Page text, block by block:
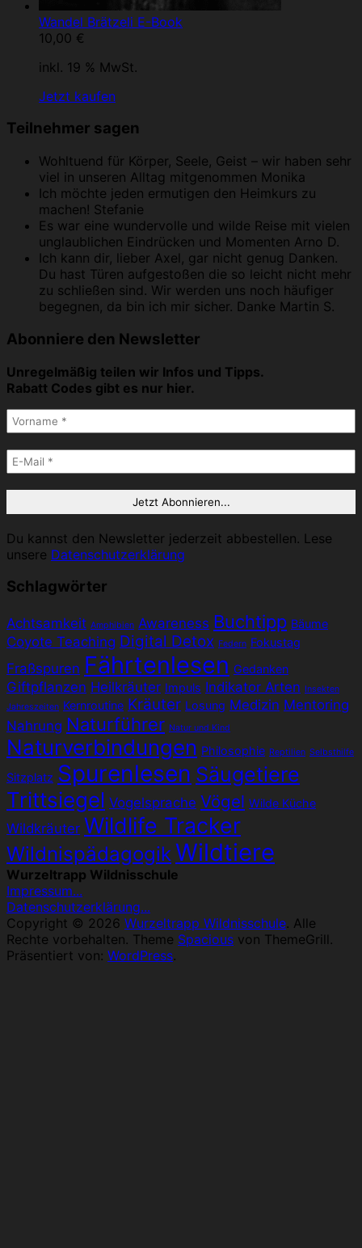
Wandel Brätzeli E-Book
10,00 €
inkl. 19 % MwSt.
Jetzt kaufen
Teilnehmer sagen
Wohltuend für Körper, Seele, Geist – wir haben sehr
viel in unseren Alltag mitgenommen Monika
Ich möchte jeden ermutigen den Heimkurs zu
machen! Stefanie
Es war eine wundervolle und wilde Reise mit vielen
unglaublichen Eindrücken und Momenten Arno D.
Ich kann dir, lieber Axel, gar nicht genug Danken.
Du hast Türen aufgestoßen die so leicht nicht mehr
zu schließen sind. Wir werden uns noch häufiger
begegnen, da bin ich mir sicher. Danke Martin S.
Abonniere den Newsletter
Unregelmäßig teilen wir Infos und Tipps.
Rabatt Codes gibt es nur hier.
Du kannst den Newsletter jederzeit abbestellen. Lese
unsere Datenschutzerklärung
Schlagwörter
Achtsamkeit Amphibien Awareness Buchtipp Bäume
Coyote Teaching Digital Detox Federn Fokustag
Fraßspuren Fährtenlesen Gedanken
Giftpflanzen Heilkräuter Impuls Indikator Arten Insekten
Jahreszeiten Kernroutine Kräuter Losung Medizin Mentoring
Nahrung Naturführer Natur und Kind
Naturverbindungen Philosophie Reptilien Selbsthilfe
Sitzplatz Spurenlesen Säugetiere
Trittsiegel Vogelsprache Vögel Wilde Küche
Wildkräuter Wildlife Tracker
WildnispädagogikWildtiere
Wurzeltrapp Wildnisschule
Impressum...
Datenschutzerklärung...
Copyright © 2026 Wurzeltrapp Wildnisschule. Alle
Rechte vorbehalten. Theme Spacious von ThemeGrill.
Präsentiert von: WordPress.